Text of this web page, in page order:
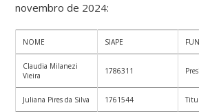
novembro de 2024:
NOME SIAPE
Claudia Milanezi
Vieira
1786311
Juliana Pires da Silva 1761544